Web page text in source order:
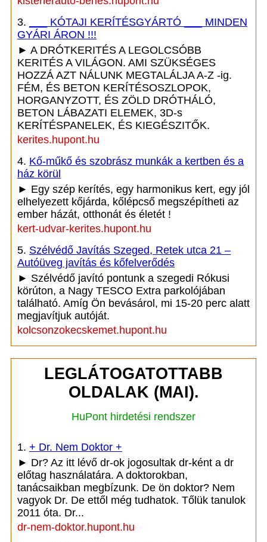
3.
___ KÓTAJI KERÍTÉSGYÁRTÓ ___ MINDEN
GYÁRI ÁRON !!!
► A DRÓTKERITÉS A LEGOLCSÓBB
KERITÉS A VILÁGON. AMI SZÜKSÉGES
HOZZÁ AZT NÁLUNK MEGTALÁLJA A-Z -ig.
FÉM, ÉS BETON KERÍTÉSOSZLOPOK,
HORGANYZOTT, ÉS ZÖLD DRÓTHÁLÓ,
BETON LÁBAZATI ELEMEK, 3D-s
KERÍTÉSPANELEK, ÉS KIEGÉSZITŐK.
kerites.hupont.hu
4. Kő-műkő és szobrász munkák a kertben és a
ház körül
► Egy szép kerítés, egy harmonikus kert, egy jól
elhelyezett kőjárda, kőlépcső megszépítheti az
ember házát, otthonát és életét !
kert-udvar-kerites.hupont.hu
5. Szélvédő Javítás Szeged, Retek utca 21 –
Autóüveg javítás és kőfelverődés
► Szélvédő javító pontunk a szegedi Rókusi
körúton, a Nagy TESCO Extra parkolójában
található. Amíg Ön bevásárol, mi 15-20 perc alatt
megjavítjuk autóját.
kolcsonzokecskemet.hupont.hu
LEGLÁTOGATOTTABB
OLDALAK (MAI).
HuPont hirdetési rendszer
1. + Dr. Nem Doktor +
► Dr? Az itt lévő dr-ok jogosultak dr-ként a dr
előtag használatára. A doktorokban,
tanácsaikban megbízunk. De ön doktor? Nem
vagyok Dr. De ettől még tudhatok. Tőlük tanulok
2011 óta. Dr...
dr-nem-doktor.hupont.hu